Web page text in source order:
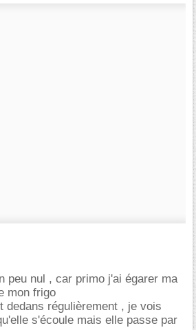
peu nul , car primo j'ai égarer ma
mon frigo
dedans régulièrement , je vois
s'écoule mais elle passe par